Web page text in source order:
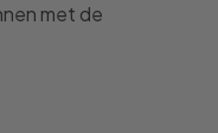
met de